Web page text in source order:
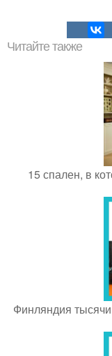
Читайте также
15 спален, в
Финляндия